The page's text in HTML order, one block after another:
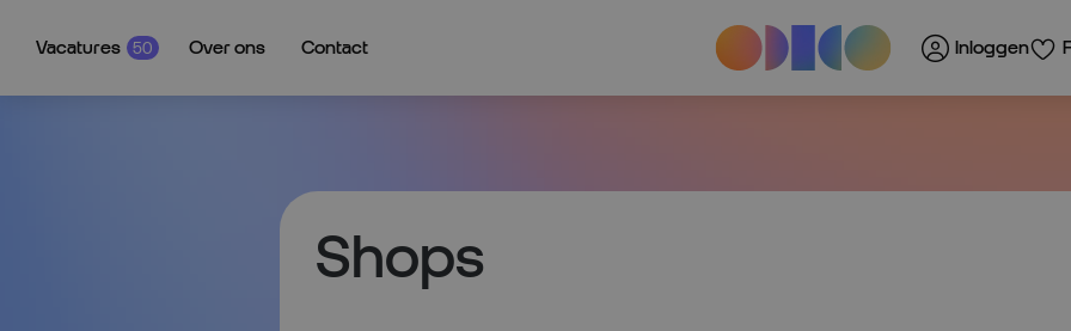
Vacatures 50 Over ons Contact Inloggen
Shops